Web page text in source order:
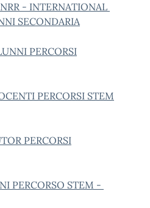
- INTERNATIONAL
SECONDARIA
PERCORSI
PERCORSI STEM
PERCORSI
PERCORSO STEM -